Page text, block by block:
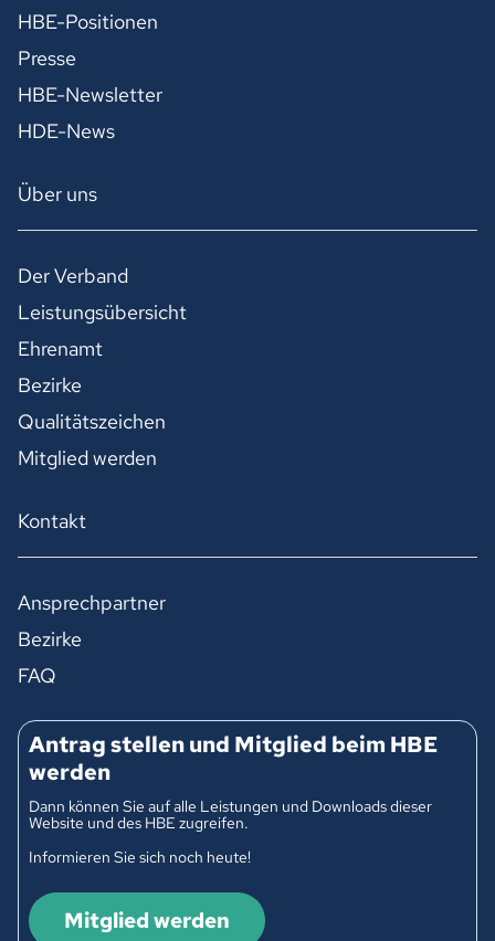
HBE-Positionen
Presse
HBE-Newsletter
HDE-News
Über uns
Der Verband
Leistungsübersicht
Ehrenamt
Bezirke
Qualitätszeichen
Mitglied werden
Kontakt
Ansprechpartner
Bezirke
FAQ
Antrag stellen und Mitglied beim HBE
werden
Dann können Sie auf alle Leistungen und Downloads dieser
Website und des HBE zugreifen.
Informieren Sie sich noch heute!
Mitglied werden